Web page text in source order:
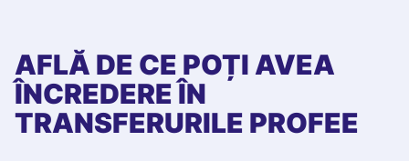
AFLĂ DE CE POȚI AVEA
ÎNCREDERE ÎN
TRANSFERURILE PROFEE